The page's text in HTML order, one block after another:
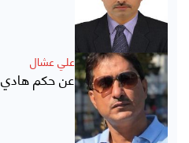
علي عشال
عن حكم هادي